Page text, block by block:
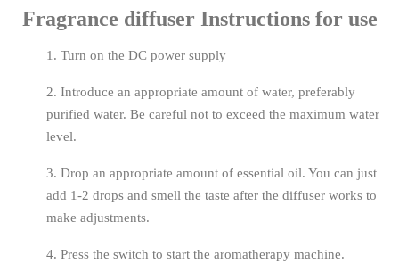
Fragrance diffuser Instructions for use
1. Turn on the DC power supply
2. Introduce an appropriate amount of water, preferably
purified water. Be careful not to exceed the maximum water
level.
3. Drop an appropriate amount of essential oil. You can just
add 1-2 drops and smell the taste after the diffuser works to
make adjustments.
4. Press the switch to start the aromatherapy machine.